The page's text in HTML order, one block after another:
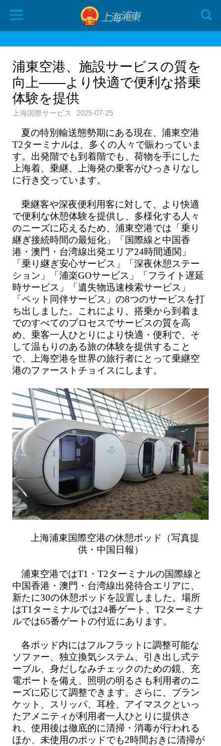
浦東空港、施設サービスの質を
向上——より快適で便利な搭乗
体験を提供
上海国際サービス 2025-07-25
夏の特別輸送態勢期にある現在、浦東空港
T2ターミナルは、多くの人々で賑わっていま
す。出発階でも到着階でも、荷物を手にした
上海着、乗継、上海発の乗客がひっきりなし
に行き交っています。
乗継客や深夜便利用客に対して、より快適
で便利な休憩体験を提供し、多様化する人々
のニーズに応えるため、浦東空港では「乗り
継ぎ接続時間の最短化」「国際線と中国香
港・澳門・台湾線出発エリア24時間通関」
「乗り継ぎ安心サービス」「深夜休憩ステー
ション」「浦楽GOサービス」「フライト遅延
時サービス」「遺失物迅速検索サービス」
「ペット同伴サービス」の8つのサービスを打
ち出しました。これにより、搭乗から到着ま
でのすべてのプロセスでサービスの質を高
め、乗客一人ひとりにより快適・便利で、そ
して温もりのある旅の体験を提供すること
で、上海空港を世界の旅行者にとって乗継空
港のファーストチョイスにします。
上海浦東国際空港の休憩ポッド（写真提
供・中国日報）
浦東空港ではT1・T2ターミナルの国際線と
中国香港・澳門・台湾線出発待合エリアに、
新たに30の休憩ポッドを設置しました。場所
はT1ターミナルでは24番ゲート、T2ターミナ
ルでは65番ゲートの付近にあります。
各ポッド内にはフルフラットに調整可能な
ソファー、独立換気システム、引き出し式テ
ーブル、身だしなみチェックのための鏡、充
電ポートを備え、照明の明るさも利用者のニ
ーズに応じて調整できます。さらに、ブラン
ケット、スリッパ、耳栓、アイマスクといっ
たアメニティが利用者一人ひとりに提供さ
れ、使用後は徹底的に清掃・消毒が行われる
ほか、未使用のポッドでも2時間おきに清掃が